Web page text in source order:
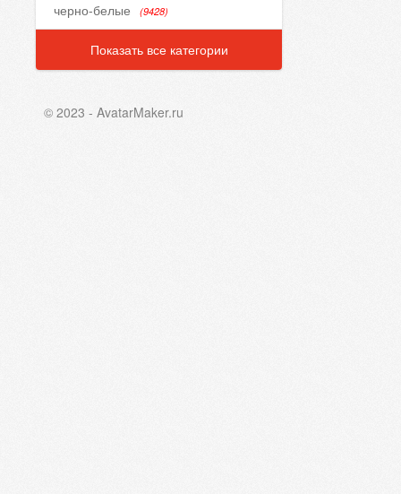
черно-белые (9428)
Показать все категории
© 2023 - AvatarMaker.ru